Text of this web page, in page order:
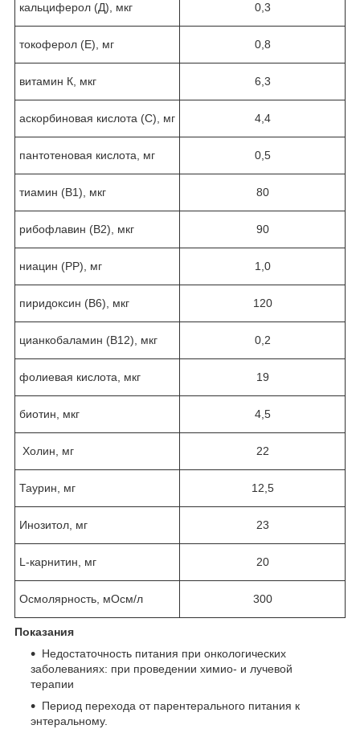
кальциферол (Д), мкг 0,3
токоферол (Е), мг 0,8
витамин К, мкг 6,3
аскорбиновая кислота (С), мг 4,4
пантотеновая кислота, мг 0,5
тиамин (В1), мкг 80
рибофлавин (В2), мкг 90
ниацин (РР), мг 1,0
пиридоксин (В6), мкг 120
цианкобаламин (В12), мкг 0,2
фолиевая кислота, мкг 19
биотин, мкг 4,5
Холин, мг 22
Таурин, мг 12,5
Инозитол, мг 23
L-карнитин, мг 20
Осмолярность, мОсм/л 300
Показания
Недостаточность питания при онкологических
заболеваниях: при проведении химио- и лучевой
терапии
Период перехода от парентерального питания к
энтеральному.